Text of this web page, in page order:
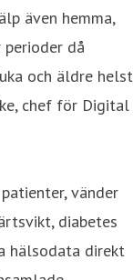
även hemma,
då
och äldre helst
chef för Digital
vänder
diabetes
hälsodata direkt